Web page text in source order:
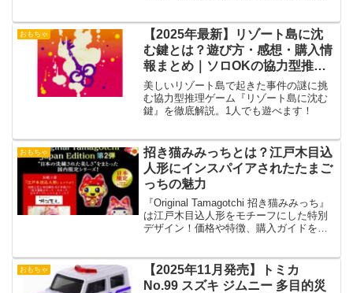
おもちゃ
【2025年最新】リゾート島に沈
む鍵とは？遊び方・感想・購入情
報まとめ｜ソロOKの協力型推理
ゲーム
美しいリゾート島で起きた事件の謎に挑
む協力型推理ゲーム『リゾート島に沈む
鍵』を徹底解説。1人でも遊べます！
おもちゃ
招き猫みみっちとは？江戸木目込
人形にインスパイアされたたまご
っちの魅力
『Original Tamagotchi 招き猫みみっち』
は江戸木目込人形をモチーフにした特別
デザイン！価格や特徴、購入ガイドを詳
おもちゃ
【2025年11月発売】トミカ
No.99 スズキ ジムニー 多目的災